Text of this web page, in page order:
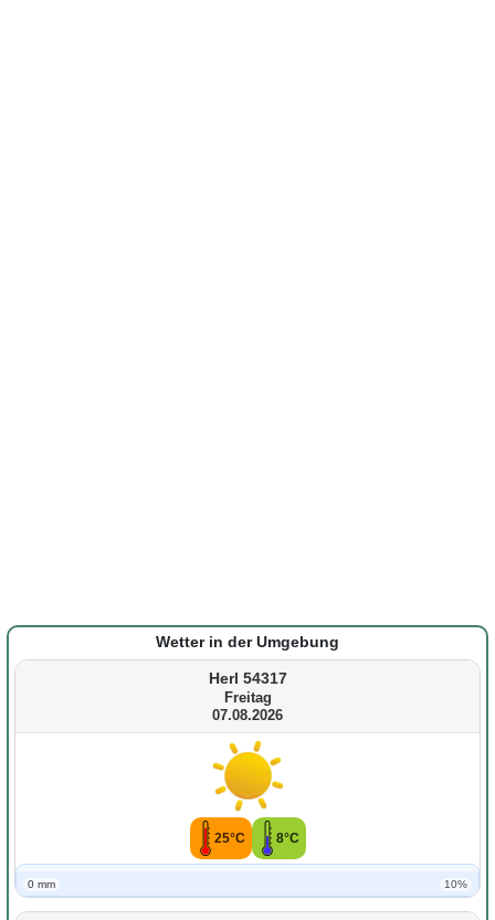
Wetter in der Umgebung
Herl 54317
Freitag
07.08.2026
25°C 8°C
0 mm 10%